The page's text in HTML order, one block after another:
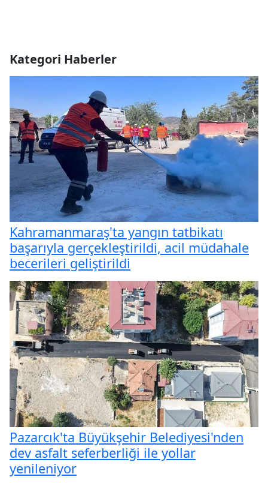
Kategori Haberler
Kahramanmaraş'ta yangın tatbikatı
başarıyla gerçekleştirildi, acil müdahale
becerileri geliştirildi
Pazarcık'ta Büyükşehir Belediyesi'nden
dev asfalt seferberliği ile yollar
yenileniyor